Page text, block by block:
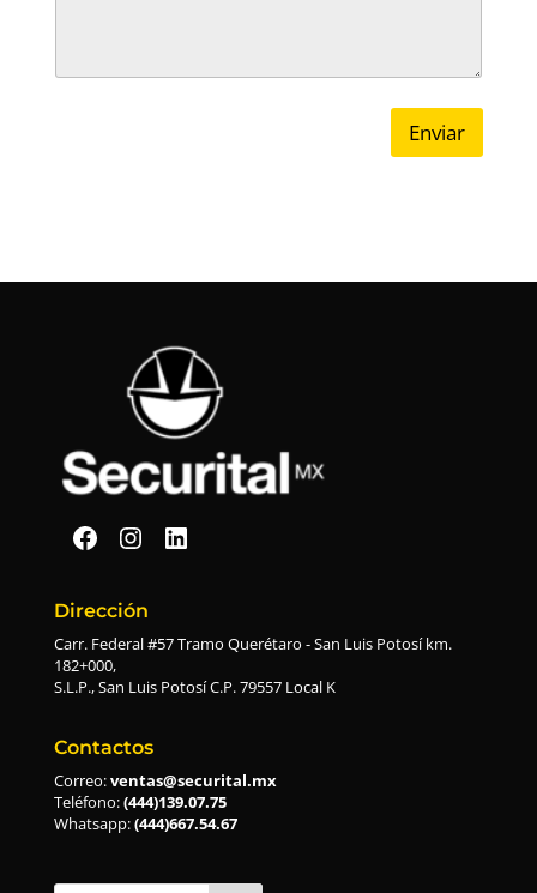
Enviar
Securital en Facebook
Securital en Instagram
Securital en Linkedin
Dirección
Carr. Federal #57 Tramo Querétaro - San Luis Potosí km.
182+000,
S.L.P., San Luis Potosí C.P. 79557 Local K
Contactos
Correo:ventas@securital.mx
Teléfono:(444)139.07.75
Whatsapp:(444)667.54.67